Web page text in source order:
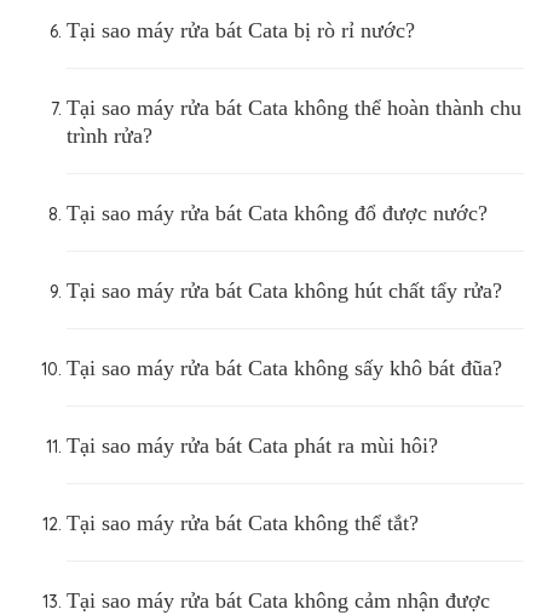
Tại sao máy rửa bát Cata bị rò rỉ nước?
Tại sao máy rửa bát Cata không thể hoàn thành chu
trình rửa?
Tại sao máy rửa bát Cata không đổ được nước?
Tại sao máy rửa bát Cata không hút chất tẩy rửa?
Tại sao máy rửa bát Cata không sấy khô bát đũa?
Tại sao máy rửa bát Cata phát ra mùi hôi?
Tại sao máy rửa bát Cata không thể tắt?
Tại sao máy rửa bát Cata không cảm nhận được